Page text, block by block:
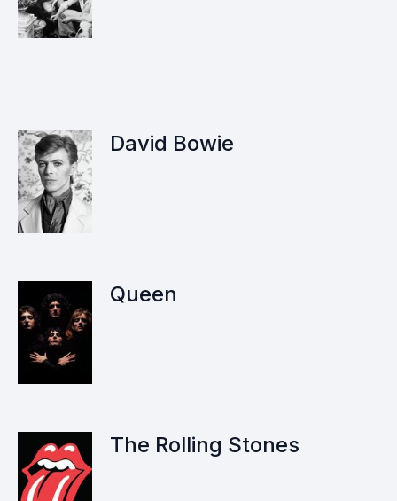
David Bowie
Queen
The Rolling Stones